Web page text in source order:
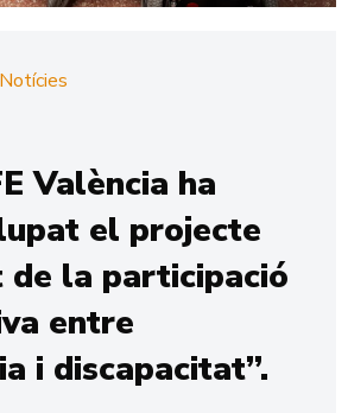
Notícies
València ha
el projecte
de la participació
entre
i discapacitat”.